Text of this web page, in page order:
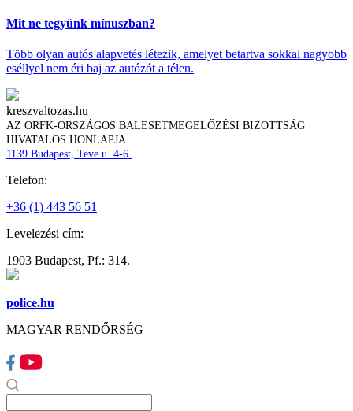
Mit ne tegyünk mínuszban?
Több olyan autós alapvetés létezik, amelyet betartva sokkal nagyobb
eséllyel nem éri baj az autózót a télen.
kreszvaltozas.hu
AZ ORFK-ORSZÁGOS BALESETMEGELŐZÉSI BIZOTTSÁG
HIVATALOS HONLAPJA
1139 Budapest, Teve u. 4-6.
Telefon:
+36 (1) 443 56 51
Levelezési cím:
1903 Budapest, Pf.: 314.
police.hu
MAGYAR RENDŐRSÉG